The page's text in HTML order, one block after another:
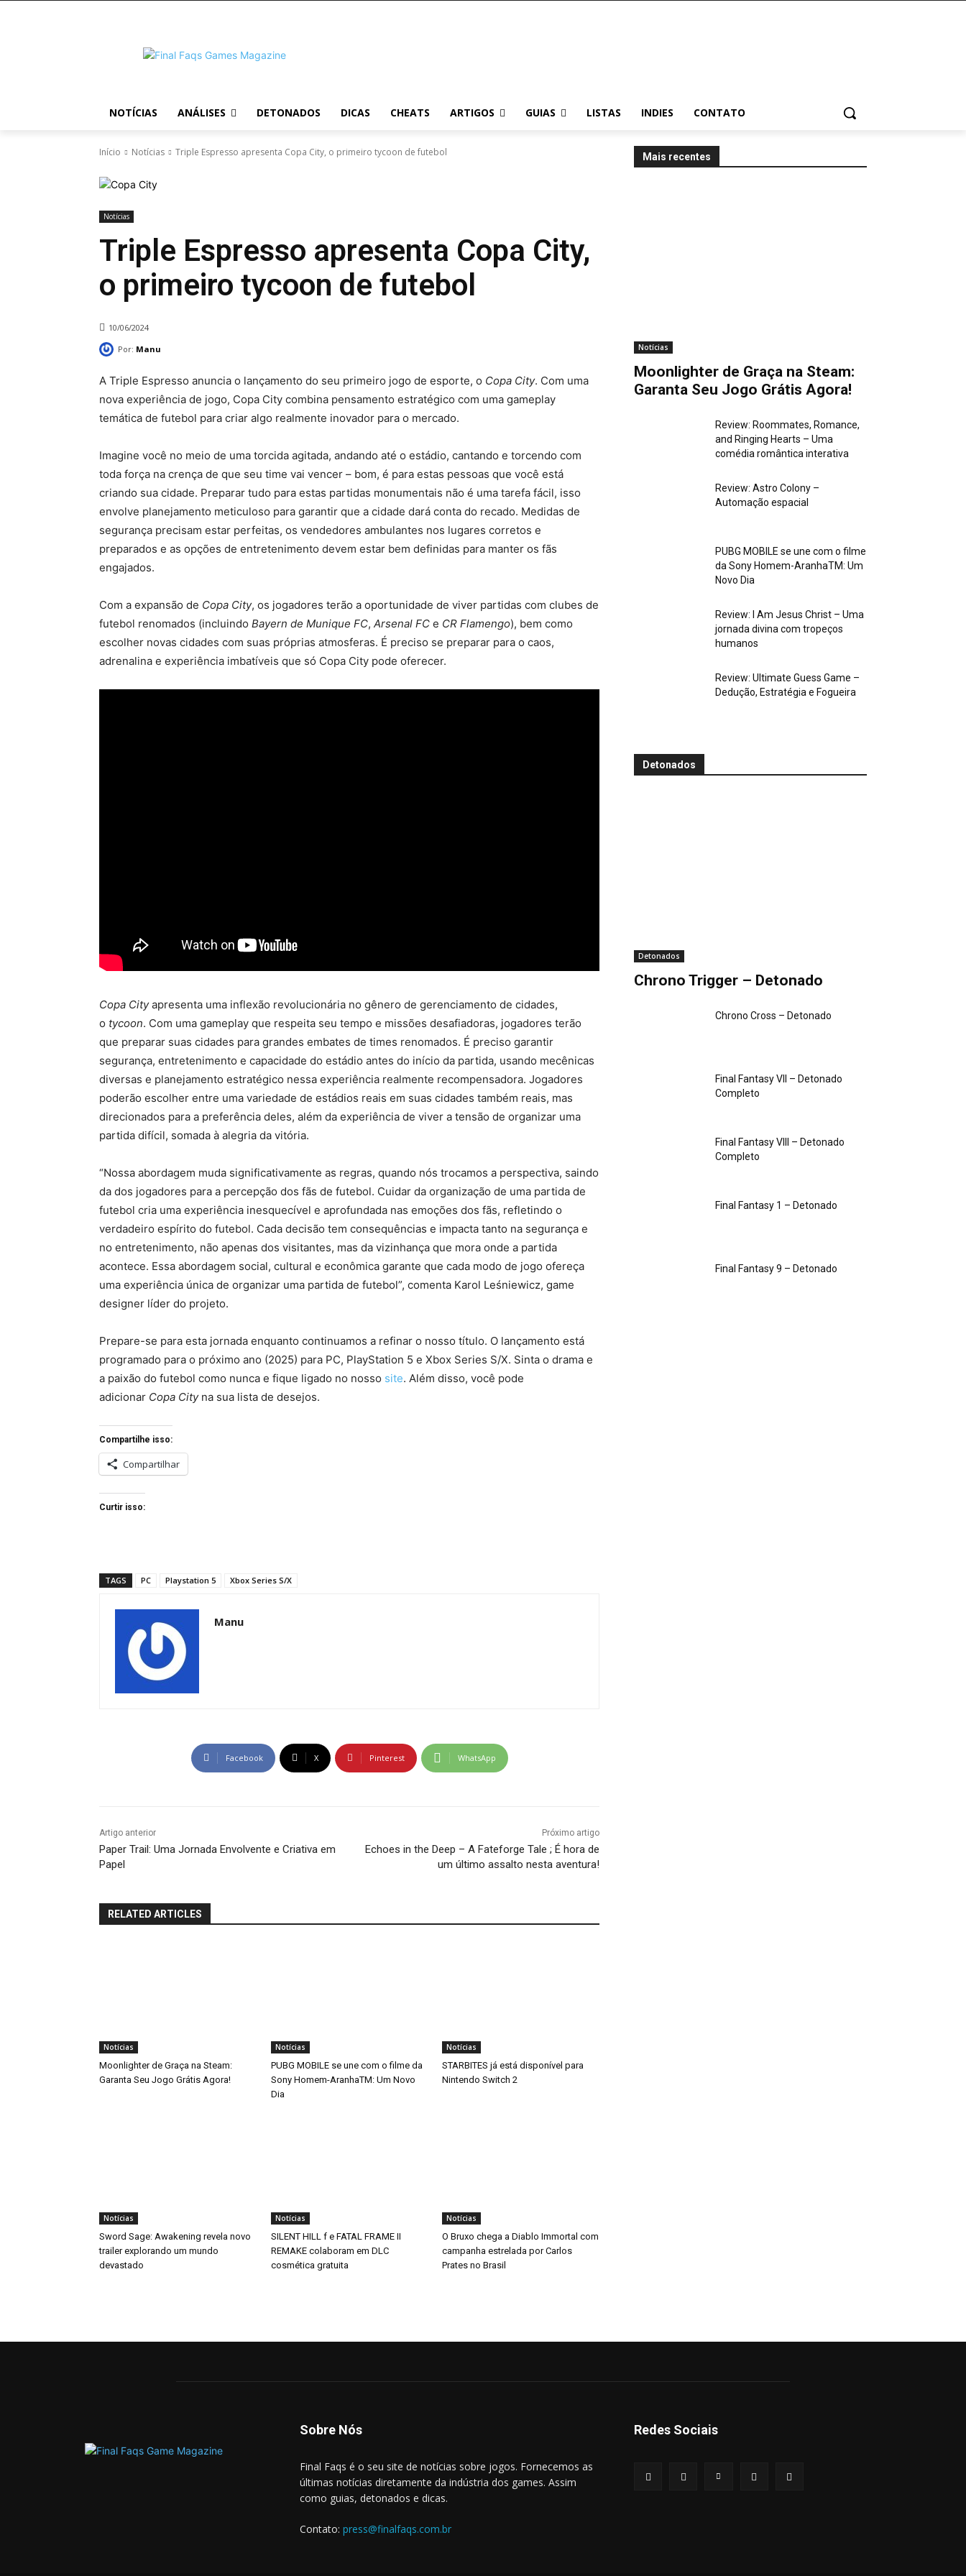
NOTÍCIAS ANÁLISES DETONADOS DICAS CHEATS ARTIGOS GUIAS LISTAS INDIES CONTATO
Início Notícias Triple Espresso apresenta Copa City, o primeiro tycoon de futebol
Notícias
Triple Espresso apresenta Copa City,
o primeiro tycoon de futebol
10/06/2024
Por: Manu
A Triple Espresso anuncia o lançamento do seu primeiro jogo de esporte, o Copa City. Com uma
nova experiência de jogo, Copa City combina pensamento estratégico com uma gameplay
temática de futebol para criar algo realmente inovador para o mercado.
Imagine você no meio de uma torcida agitada, andando até o estádio, cantando e torcendo com
toda força na crença de que seu time vai vencer – bom, é para estas pessoas que você está
criando sua cidade. Preparar tudo para estas partidas monumentais não é uma tarefa fácil, isso
envolve planejamento meticuloso para garantir que a cidade dará conta do recado. Medidas de
segurança precisam estar perfeitas, os vendedores ambulantes nos lugares corretos e
preparados e as opções de entretenimento devem estar bem definidas para manter os fãs
engajados.
Com a expansão de Copa City, os jogadores terão a oportunidade de viver partidas com clubes de
futebol renomados (incluindo Bayern de Munique FC, Arsenal FC e CR Flamengo), bem como
escolher novas cidades com suas próprias atmosferas. É preciso se preparar para o caos,
adrenalina e experiência imbatíveis que só Copa City pode oferecer.
Copa Cityapresenta uma inflexão revolucionária no gênero de gerenciamento de cidades,
o tycoon. Com uma gameplay que respeita seu tempo e missões desafiadoras, jogadores terão
que preparar suas cidades para grandes embates de times renomados. É preciso garantir
segurança, entretenimento e capacidade do estádio antes do início da partida, usando mecênicas
diversas e planejamento estratégico nessa experiência realmente recompensadora. Jogadores
poderão escolher entre uma variedade de estádios reais em suas cidades também reais, mas
direcionados para a preferência deles, além da experiência de viver a tensão de organizar uma
partida difícil, somada à alegria da vitória.
“Nossa abordagem muda significativamente as regras, quando nós trocamos a perspectiva, saindo
da dos jogadores para a percepção dos fãs de futebol. Cuidar da organização de uma partida de
futebol cria uma experiência inesquecível e aprofundada nas emoções dos fãs, refletindo o
verdadeiro espírito do futebol. Cada decisão tem consequências e impacta tanto na segurança e
no entretenimento, não apenas dos visitantes, mas da vizinhança que mora onde a partida
acontece. Essa abordagem social, cultural e econômica garante que cada modo de jogo ofereça
uma experiência única de organizar uma partida de futebol”, comenta Karol Leśniewicz, game
designer líder do projeto.
Prepare-se para esta jornada enquanto continuamos a refinar o nosso título. O lançamento está
programado para o próximo ano (2025) para PC, PlayStation 5 e Xbox Series S/X. Sinta o drama e
a paixão do futebol como nunca e fique ligado no nosso site. Além disso, você pode
adicionar Copa City na sua lista de desejos.
Compartilhe isso:
Compartilhar
Curtir isso:
Mais recentes
Notícias
Moonlighter de Graça na Steam:
Garanta Seu Jogo Grátis Agora!
Review: Roommates, Romance,
and Ringing Hearts – Uma
comédia romântica interativa
Review: Astro Colony –
Automação espacial
PUBG MOBILE se une com o filme
da Sony Homem-AranhaTM: Um
Novo Dia
Review: I Am Jesus Christ – Uma
jornada divina com tropeços
humanos
Review: Ultimate Guess Game –
Dedução, Estratégia e Fogueira
Detonados
Detonados
Chrono Trigger – Detonado
Chrono Cross – Detonado
Final Fantasy VII – Detonado
Completo
Final Fantasy VIII – Detonado
Completo
Final Fantasy 1 – Detonado
Final Fantasy 9 – Detonado
TAGS PC Playstation 5 Xbox Series S/X
Manu
Facebook X Pinterest WhatsApp
Artigo anterior
Paper Trail: Uma Jornada Envolvente e Criativa em
Papel
Próximo artigo
Echoes in the Deep – A Fateforge Tale ; É hora de
um último assalto nesta aventura!
RELATED ARTICLES
Notícias
Moonlighter de Graça na Steam:
Garanta Seu Jogo Grátis Agora!
Notícias
PUBG MOBILE se une com o filme da
Sony Homem-AranhaTM: Um Novo
Dia
Notícias
STARBITES já está disponível para
Nintendo Switch 2
Notícias
Sword Sage: Awakening revela novo
trailer explorando um mundo
devastado
Notícias
SILENT HILL f e FATAL FRAME II
REMAKE colaboram em DLC
cosmética gratuita
Notícias
O Bruxo chega a Diablo Immortal com
campanha estrelada por Carlos
Prates no Brasil
Sobre Nós
Final Faqs é o seu site de notícias sobre jogos. Fornecemos as
últimas notícias diretamente da indústria dos games. Assim
como guias, detonados e dicas.
Contato: press@finalfaqs.com.br
Redes Sociais